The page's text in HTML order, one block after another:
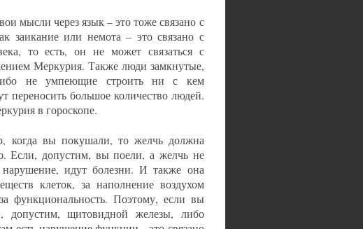
мысли через язык – это тоже связано с
заикание или немота – это связано с
то есть, он не может связаться с
Меркурия. Также люди замкнутые,
не умпеющие строить ни с кем
переносить большое количество людей.
в гороскопе.
когда вы покушали, то желчь должна
Если, допустим, вы поели, а желчь не
идут болезни. И также она
клеток, за наполнение воздухом
функциональность. Поэтому, если вы
допустим, щитовидной железы, либо